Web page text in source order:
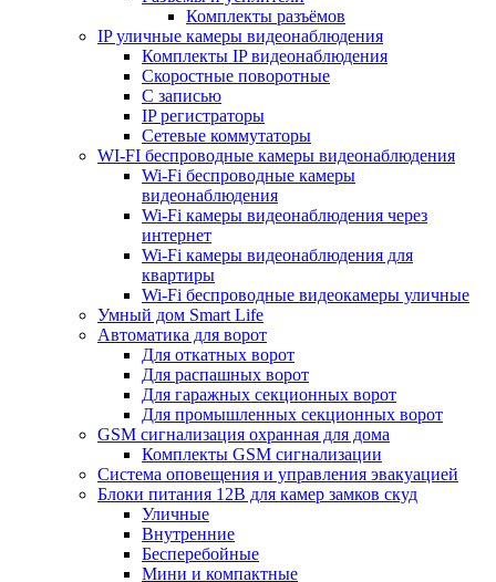
Комплекты разъёмов
IP уличные камеры видеонаблюдения
Комплекты IP видеонаблюдения
Скоростные поворотные
С записью
IP регистраторы
Сетевые коммутаторы
WI-FI беспроводные камеры видеонаблюдения
Wi-Fi беспроводные камеры
видеонаблюдения
Wi-Fi камеры видеонаблюдения через
интернет
Wi-Fi камеры видеонаблюдения для
квартиры
Wi-Fi беспроводные видеокамеры уличные
Умный дом Smart Life
Автоматика для ворот
Для откатных ворот
Для распашных ворот
Для гаражных секционных ворот
Для промышленных секционных ворот
GSM сигнализация охранная для дома
Комплекты GSM сигнализации
Cистема оповещения и управления эвакуацией
Блоки питания 12В для камер замков скуд
Уличные
Внутренние
Бесперебойные
Мини и компактные